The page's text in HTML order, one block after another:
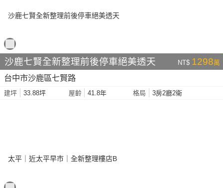
沙鹿七賢全新整理前後停車絕美透天 NT$ 1298萬
台中市沙鹿區七賢路
建坪 33.88坪 屋齡 41.8年 格局 3房2廳2衛